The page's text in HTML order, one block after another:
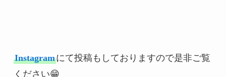
Instagramにて投稿もしておりますので是非ご覧
ください😁